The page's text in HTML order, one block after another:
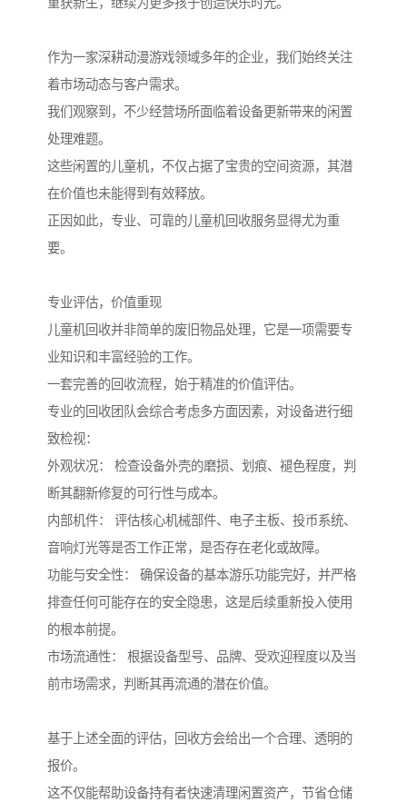
重获新生，继续为更多孩子创造快乐时光。
作为一家深耕动漫游戏领域多年的企业，我们始终关注
着市场动态与客户需求。
我们观察到，不少经营场所面临着设备更新带来的闲置
处理难题。
这些闲置的儿童机，不仅占据了宝贵的空间资源，其潜
在价值也未能得到有效释放。
正因如此，专业、可靠的儿童机回收服务显得尤为重
要。
专业评估，价值重现
儿童机回收并非简单的废旧物品处理，它是一项需要专
业知识和丰富经验的工作。
一套完善的回收流程，始于精准的价值评估。
专业的回收团队会综合考虑多方面因素，对设备进行细
致检视：
外观状况： 检查设备外壳的磨损、划痕、褪色程度，判
断其翻新修复的可行性与成本。
内部机件： 评估核心机械部件、电子主板、投币系统、
音响灯光等是否工作正常，是否存在老化或故障。
功能与安全性： 确保设备的基本游乐功能完好，并严格
排查任何可能存在的安全隐患，这是后续重新投入使用
的根本前提。
市场流通性： 根据设备型号、品牌、受欢迎程度以及当
前市场需求，判断其再流通的潜在价值。
基于上述全面的评估，回收方会给出一个合理、透明的
报价。
这不仅能帮助设备持有者快速清理闲置资产，节省仓储